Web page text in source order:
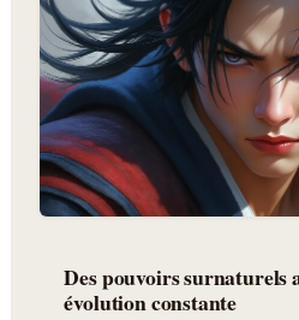
Des pouvoirs surnaturels
évolution constante